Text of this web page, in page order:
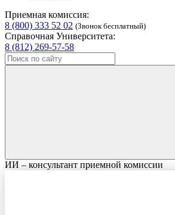
Приемная комиссия:
8 (800) 333 52 02 (Звонок бесплатный)
Справочная Университета:
8 (812) 269-57-58
ИИ – консультант приемной комиссии